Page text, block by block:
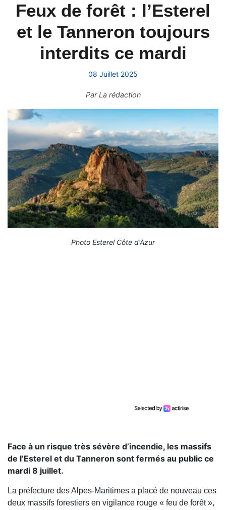
Feux de forêt : l’Esterel
et le Tanneron toujours
interdits ce mardi
08 Juillet 2025
ParLa rédaction
Photo Esterel Côte d'Azur
Face à un risque très sévère d’incendie, les massifs
de l’Esterel et du Tanneron sont fermés au public ce
mardi 8 juillet.
La préfecture des Alpes-Maritimes a placé de nouveau ces
deux massifs forestiers en vigilance rouge « feu de forêt »,